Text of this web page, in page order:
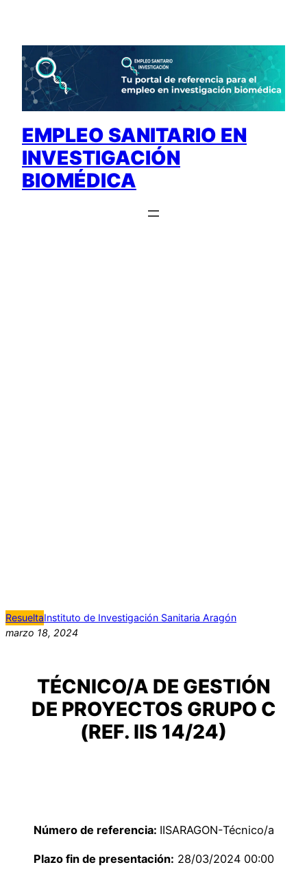
contenido
EMPLEO SANITARIO EN
INVESTIGACIÓN
BIOMÉDICA
ResueltaInstituto de Investigación Sanitaria Aragón
marzo 18, 2024
TÉCNICO/A DE GESTIÓN
DE PROYECTOS GRUPO C
(REF. IIS 14/24)
Número de referencia: IISARAGON-Técnico/a
Plazo fin de presentación: 28/03/2024 00:00